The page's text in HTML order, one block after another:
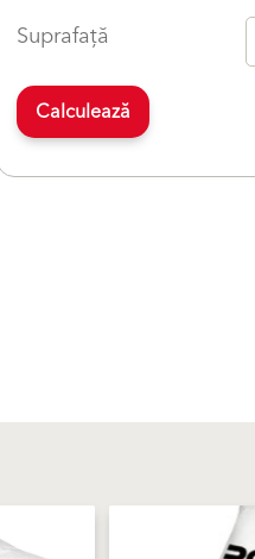
Suprafață
Calculează